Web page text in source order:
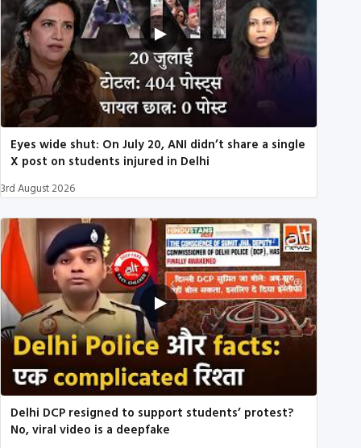
Eyes wide shut: On July 20, ANI didn’t share a single
X post on students injured in Delhi
3rd August 2026
Delhi DCP resigned to support students’ protest?
No, viral video is a deepfake